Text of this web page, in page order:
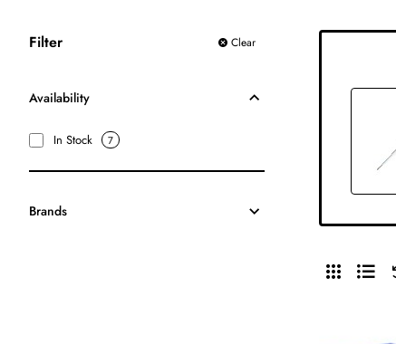
Filter Clear
Availability
In Stock 7
Brands